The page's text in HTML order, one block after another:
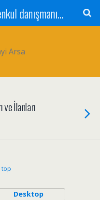
Emlak ofisi / Gayrimenkul danışmanı Satılık daire / Kiralık daire Satılık arsa / Tarla Satılık dükkan / Mağaza Devren satılık işyeri Depo ve antrepo Yatırım: Yatırımlık arsa
Arsa
ve İlanları
top
Desktop